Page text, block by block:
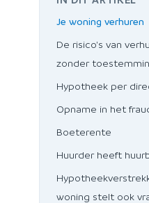
Je woning verhuren
De risico's van
zonder
Hypotheek per
Opname in het
Boeterente
Huurder heeft
woning stelt ook